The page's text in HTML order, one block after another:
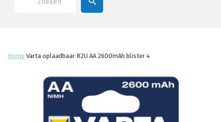
Home Varta oplaadbaar R2U AA 2600mAh blister 4